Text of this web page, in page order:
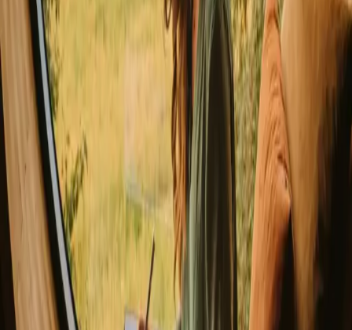
Glamping med spa
Glamping med vildmarksbad
Trætop overnatning
Tiny house i Danmark
Hvor skal du hen?
Danmark
Jylland
Fyn og øerne
Sjælland
Bornholm
Samsø
Norge
Sverige
Opdag Campanyon
▼